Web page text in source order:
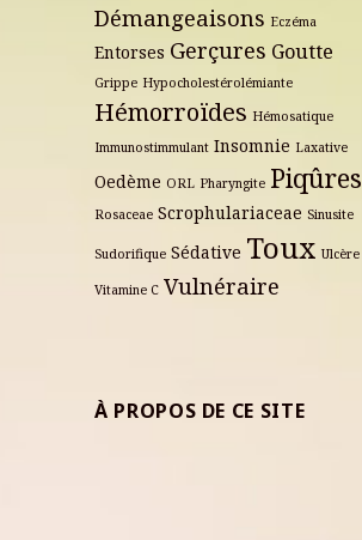
Démangeaisons Eczéma
Entorses Gerçures Goutte
Grippe Hypocholestérolémiante
Hémorroïdes Hémosatique
Immunostimmulant Insomnie Laxative
Oedème ORL Pharyngite Piqûres
Rosaceae Scrophulariaceae Sinusite
Sudorifique Sédative Toux Ulcère
Vitamine C Vulnéraire
À PROPOS DE CE SITE